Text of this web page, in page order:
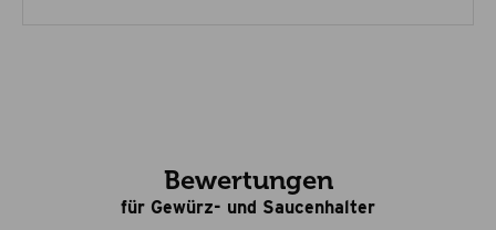
Bewertungen
für Gewürz- und Saucenhalter